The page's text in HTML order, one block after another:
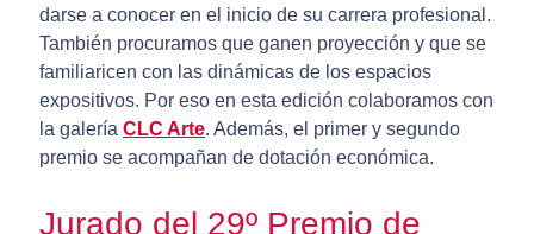
darse a conocer en el inicio de su carrera profesional.
También procuramos que ganen proyección y que se
familiaricen con las dinámicas de los espacios
expositivos. Por eso en esta edición colaboramos con
la galería CLC Arte. Además, el primer y segundo
premio se acompañan de dotación económica.
Jurado del 29º Premio de